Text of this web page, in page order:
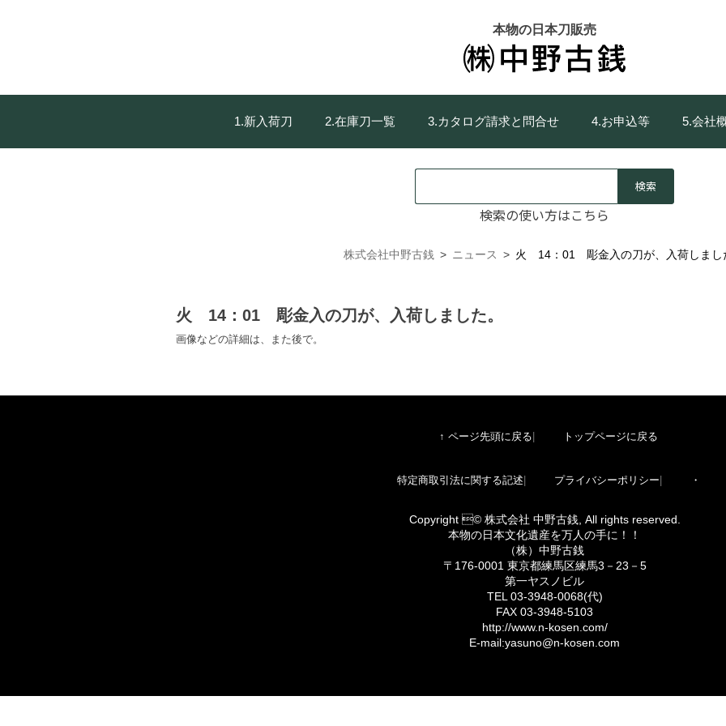
本物の日本刀販売
1.新入荷刀 2.在庫刀一覧 3.カタログ請求と問合せ 4.お申込等 5.会社
検索の使い方はこちら
株式会社中野古銭 > ニュース > 火 14：01 彫金入の刀が、入荷しまし
火 14：01 彫金入の刀が、入荷しました。
画像などの詳細は、また後で。
↑ ページ先頭に戻る トップページに戻る
特定商取引法に関する記述 プライバシーポリシー ・
Copyright © 株式会社 中野古銭, All rights reserved.
本物の日本文化遺産を万人の手に！！
（株）中野古銭
〒176-0001 東京都練馬区練馬3－23－5
第一ヤスノビル
TEL 03-3948-0068(代)
FAX 03-3948-5103
http://www.n-kosen.com/
E-mail:yasuno@n-kosen.com